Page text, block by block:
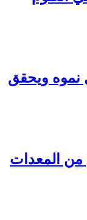
نموه ويحقق
من المعدات